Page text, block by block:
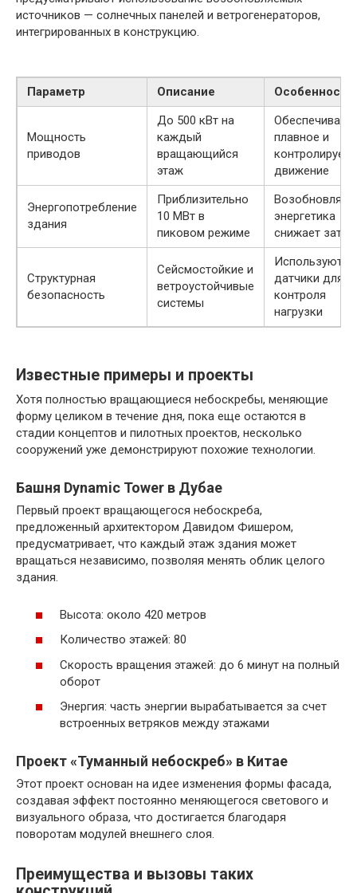
источников — солнечных панелей и ветрогенераторов,
интегрированных в конструкцию.
Параметр Описание Особенности
Мощность
приводов
До 500 кВт на
каждый
вращающийся
этаж
Обеспечивают
плавное и
движение
Энергопотребление
здания
Приблизительно
10 МВт в
пиковом режиме
энергетика
снижает
Структурная
безопасность
Сейсмостойкие и
ветроустойчивые
системы
Используются
датчики для
контроля
нагрузки
Известные примеры и проекты
Хотя полностью вращающиеся небоскребы, меняющие
форму целиком в течение дня, пока еще остаются в
стадии концептов и пилотных проектов, несколько
сооружений уже демонстрируют похожие технологии.
Башня Dynamic Tower в Дубае
Первый проект вращающегося небоскреба,
предложенный архитектором Давидом Фишером,
предусматривает, что каждый этаж здания может
вращаться независимо, позволяя менять облик целого
здания.
Высота: около 420 метров
Количество этажей: 80
Скорость вращения этажей: до 6 минут на полный
оборот
Энергия: часть энергии вырабатывается за счет
встроенных ветряков между этажами
Проект «Туманный небоскреб» в Китае
Этот проект основан на идее изменения формы фасада,
создавая эффект постоянно меняющегося светового и
визуального образа, что достигается благодаря
поворотам модулей внешнего слоя.
Преимущества и вызовы таких